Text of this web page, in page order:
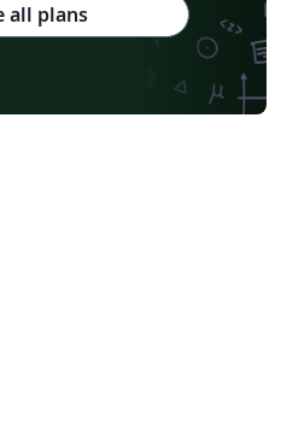
all plans